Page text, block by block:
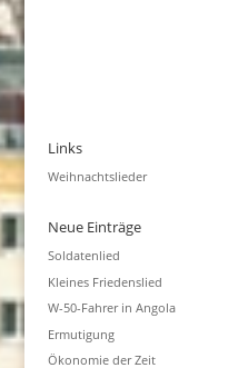
Links
Weihnachtslieder
Neue Einträge
Soldatenlied
Kleines Friedenslied
W-50-Fahrer in Angola
Ermutigung
Ökonomie der Zeit